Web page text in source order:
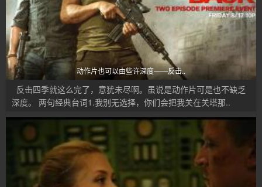
动作片也可以由些许深度——反击..
反击四季就这么完了，意犹未尽啊。虽说是动作片可是也不缺乏
深度。 两句经典台词1.我别无选择，你们会把我关在关塔那..